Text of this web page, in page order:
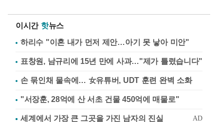
이시간 핫뉴스
하리수 "이혼 내가 먼저 제안…아기 못 낳아 미안"
표창원, 남규리에 15년 만에 사과…"제가 틀렸습니다"
손 묶인채 물속에… 女유튜버, UDT 훈련 완벽 소화
"서장훈, 28억에 산 서초 건물 450억에 매물로"